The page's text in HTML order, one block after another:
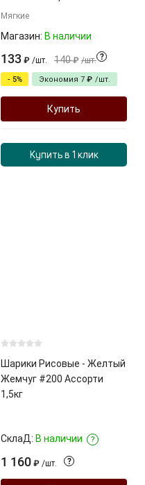
Мягкие
Магазин: В наличии
133 ₽ /шт. 140 ₽ /шт. ?
- 5% Экономия 7 ₽ /шт.
Купить
Купить в 1 клик
Шарики Рисовые - Желтый
Жемчуг #200 Ассорти
1,5кг
СклаД: В наличии ?
1 160 ₽ /шт. ?